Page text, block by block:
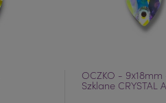
OCZKO - 9x18mm
Szklane CRYSTAL